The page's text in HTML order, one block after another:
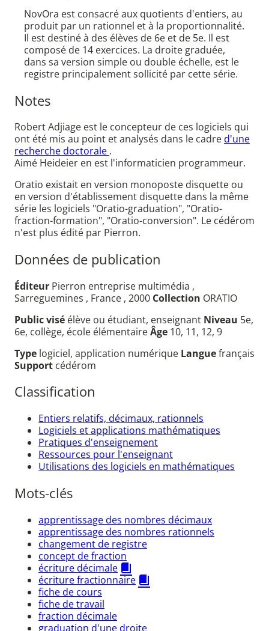
NovOra est consacré aux quotients d'entiers, au
produit par un rationnel et à la proportionnalité.
Il est destiné à des élèves de 6e et de 5e. Il est
composé de 14 exercices. La droite graduée,
dans sa version simple ou double échelle, est le
registre principalement sollicité par cette série.
Notes
Robert Adjiage est le concepteur de ces logiciels qui
ont été mis au point et analysés dans le cadred'une
recherche doctorale .
Aimé Heideier en est l'informaticien programmeur.
Oratio existait en version monoposte disquette ou
en version d'établissement disquette dans la même
série les logiciels "Oratio-graduation", "Oratio-
fraction-formation", "Oratio-conversion". Le cédérom
n'est plus édité par Pierron.
Données de publication
Éditeur Pierron entreprise multimédia ,
Sarreguemines , France , 2000 Collection ORATIO
Public visé élève ou étudiant, enseignant Niveau 5e,
6e, collège, école élémentaireÂge 10, 11, 12, 9
Type logiciel, application numérique Languefrançais
Support cédérom
Classification
Entiers relatifs, décimaux, rationnels
Logiciels et applications mathématiques
Pratiques d'enseignement
Ressources pour l'enseignant
Utilisations des logiciels en mathématiques
Mots-clés
apprentissage des nombres décimaux
apprentissage des nombres rationnels
changement de registre
concept de fraction
écriture décimale
écriture fractionnaire
fiche de cours
fiche de travail
fraction décimale
graduation d'une droite